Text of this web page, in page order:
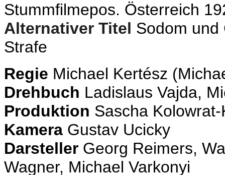
Stummfilmepos. Österreich
Alternativer Titel Sodom und
Strafe
Regie Michael Kertész
Drehbuch Ladislaus Vajda,
Produktion Sascha
Kamera Gustav Ucicky
Darsteller Georg Reimers,
Wagner, Michael Varkonyi